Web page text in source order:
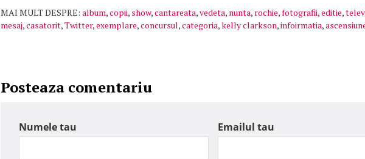
MAI MULT DESPRE: album,copii, show,cantareata,vedeta, nunta, rochie,fotografii,editie,
mesaj,casatorit,Twitter,exemplare,concursul,categoria,kelly clarkson,infoirmatia,
Posteaza comentariu
Numele tau Emailul tau